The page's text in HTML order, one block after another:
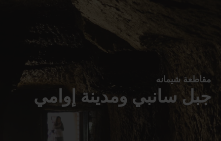
مقاطعة شيمانه
جبل سانبي ومدينة إوامي